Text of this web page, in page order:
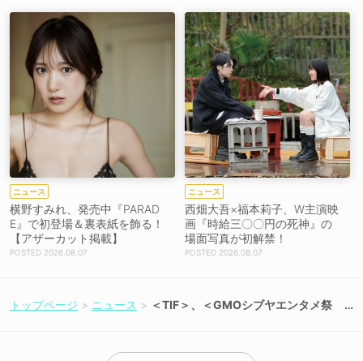
ニュース
横野すみれ、発売中『PARAD
E』で初登場＆裏表紙を飾る！
【アザーカット掲載】
2026.08.07
ニュース
西畑大吾×福本莉子、W主演映
画『時給三〇〇円の死神』の
場面写真が初解禁！
2026.08.07
トップページ ニュース
＜TIF＞、＜GMOシブヤエンタメ祭